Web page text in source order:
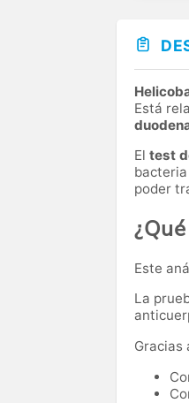
Está
El test
poder
Este
La
Gracias